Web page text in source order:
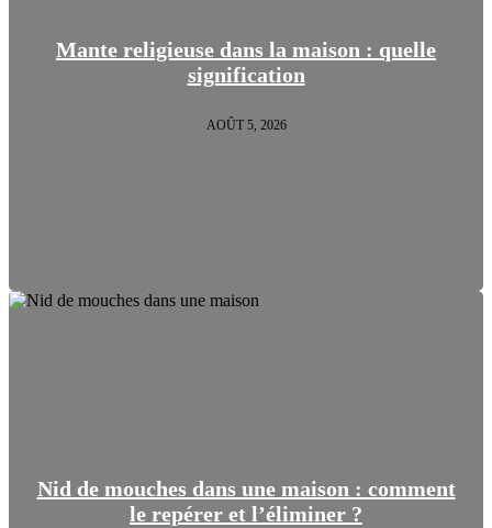
Mante religieuse dans la maison : quelle
signification
AOÛT 5, 2026
Nid de mouches dans une maison : comment
le repérer et l’éliminer ?